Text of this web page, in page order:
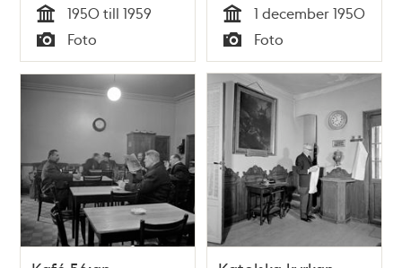
Tid
1950 till 1959
Typ
Foto Tid
1 december 1950
Typ
Foto